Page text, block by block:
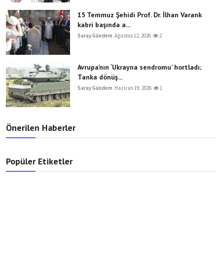
15 Temmuz Şehidi Prof. Dr. İlhan Varank
kabri başında a...
Saray Gündem Ağustos 12, 2026 2
Avrupa’nın ‘Ukrayna sendromu’ hortladı;
Tanka dönüş...
Saray Gündem Haziran 19, 2026 1
Önerilen Haberler
Popüler Etiketler